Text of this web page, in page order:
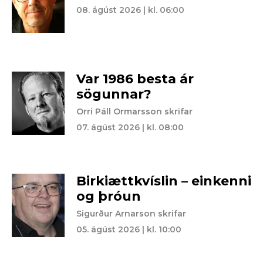
08. ágúst 2026 | kl. 06:00
Var 1986 besta ár
sögunnar?
Orri Páll Ormarsson skrifar
07. ágúst 2026 | kl. 08:00
Birkiættkvíslin – einkenni
og þróun
Sigurður Arnarson skrifar
05. ágúst 2026 | kl. 10:00